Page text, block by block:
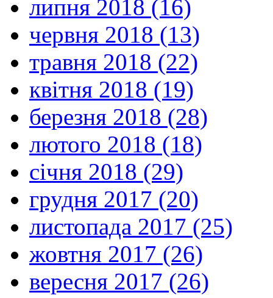
липня 2018 (16)
червня 2018 (13)
травня 2018 (22)
квітня 2018 (19)
березня 2018 (28)
лютого 2018 (18)
січня 2018 (29)
грудня 2017 (20)
листопада 2017 (25)
жовтня 2017 (26)
вересня 2017 (26)